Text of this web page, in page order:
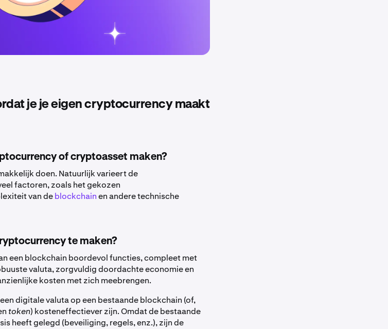
je je eigen cryptocurrency maakt
of cryptoasset maken?
doen. Natuurlijk varieert de
factoren, zoals het gekozen
van deblockchainen andere technische
te maken?
een blockchain boordevol functies, compleet met
valuta, zorgvuldig doordachte economie en
kosten met zich meebrengen.
digitale valuta op een bestaande blockchain (of,
token) kosteneffectiever zijn. Omdat de bestaande
heeft gelegd (beveiliging, regels, enz.), zijn de